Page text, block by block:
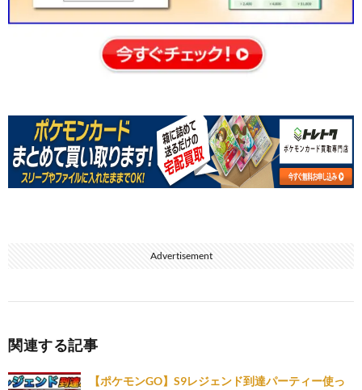
Advertisement
関連する記事
【ポケモンGO】S9レジェンド到達パーティー使っ